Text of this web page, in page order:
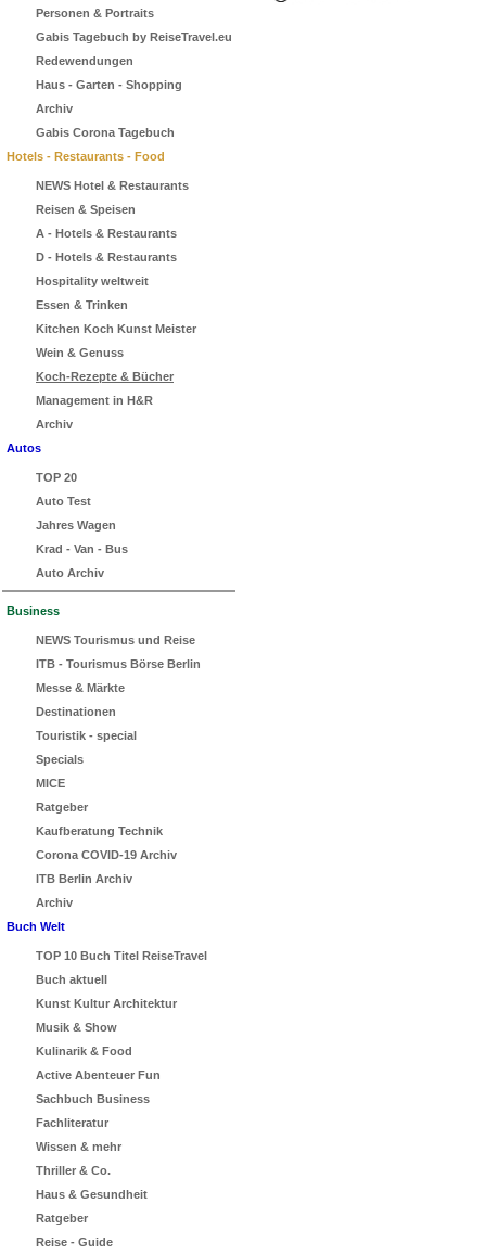
Personen & Portraits
Gabis Tagebuch by ReiseTravel.eu
Redewendungen
Haus - Garten - Shopping
Archiv
Gabis Corona Tagebuch
Hotels - Restaurants - Food
NEWS Hotel & Restaurants
Reisen & Speisen
A - Hotels & Restaurants
D - Hotels & Restaurants
Hospitality weltweit
Essen & Trinken
Kitchen Koch Kunst Meister
Wein & Genuss
Koch-Rezepte & Bücher
Management in H&R
Archiv
Autos
TOP 20
Auto Test
Jahres Wagen
Krad - Van - Bus
Auto Archiv
Business
NEWS Tourismus und Reise
ITB - Tourismus Börse Berlin
Messe & Märkte
Destinationen
Touristik - special
Specials
MICE
Ratgeber
Kaufberatung Technik
Corona COVID-19 Archiv
ITB Berlin Archiv
Archiv
Buch Welt
TOP 10 Buch Titel ReiseTravel
Buch aktuell
Kunst Kultur Architektur
Musik & Show
Kulinarik & Food
Active Abenteuer Fun
Sachbuch Business
Fachliteratur
Wissen & mehr
Thriller & Co.
Haus & Gesundheit
Ratgeber
Reise - Guide